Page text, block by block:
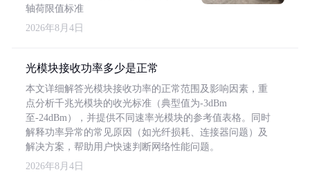
轴荷限值标准
2026年8月4日
光模块接收功率多少是正常
本文详细解答光模块接收功率的正常范围及影响因素，重
点分析千兆光模块的收光标准（典型值为-3dBm
至-24dBm），并提供不同速率光模块的参考值表格。同时
解释功率异常的常见原因（如光纤损耗、连接器问题）及
解决方案，帮助用户快速判断网络性能问题。
2026年8月4日